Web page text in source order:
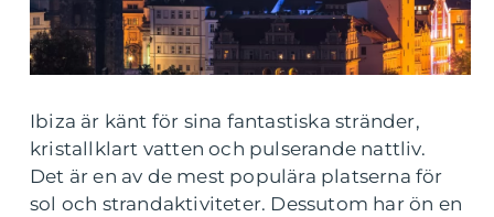
Ibiza är känt för sina fantastiska stränder,
kristallklart vatten och pulserande nattliv.
Det är en av de mest populära platserna för
sol och strandaktiviteter. Dessutom har ön en